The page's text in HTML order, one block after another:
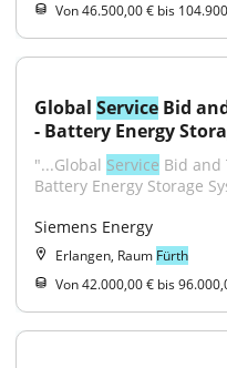
Von 46.500,00 € bis
Global Service Bid
- Battery Energy
"...Global Service Bid and
Battery Energy Storage
Siemens Energy
Erlangen, Raum Fürth
Von 42.000,00 € bis